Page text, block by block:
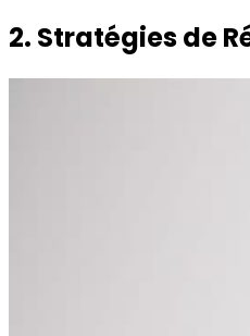
2. Stratégies de